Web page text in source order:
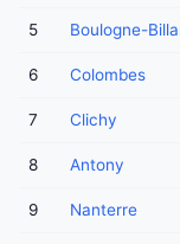
5 Boulogne-
6 Colombes
7 Clichy
8 Antony
9 Nanterre